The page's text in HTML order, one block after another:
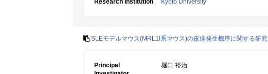
Research Institution
Kyoto University
SLEモデルマウス(MRL1l系マウス)の皮疹発生機序に関する研究
Principal
堀口 裕治